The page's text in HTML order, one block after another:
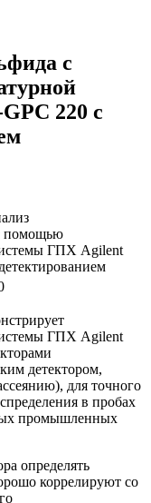
с
220 с
помощью
ГПХ Agilent
ГПХ Agilent
детектором,
для точного
в пробах
промышленных
определять
коррелируют со